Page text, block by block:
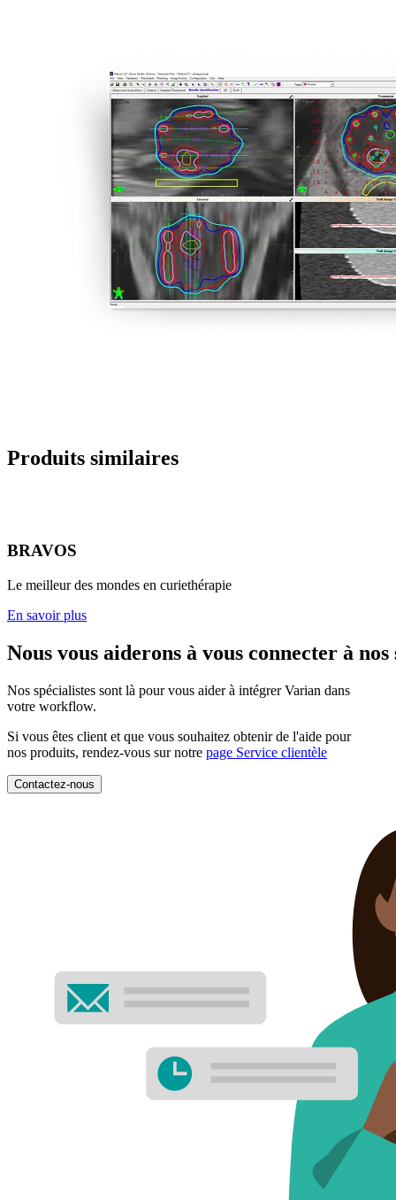
Produits similaires
BRAVOS
Le meilleur des mondes en curiethérapie
En savoir plus
Nous vous aiderons à vous connecter à nos
Nos spécialistes sont là pour vous aider à intégrer Varian dans
votre workflow.
Si vous êtes client et que vous souhaitez obtenir de l'aide pour
nos produits, rendez-vous sur notre page Service clientèle
Contactez-nous